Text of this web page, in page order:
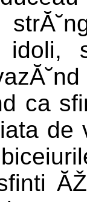
idoli,
ca